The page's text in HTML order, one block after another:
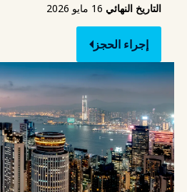
التاريخ النهائي
إجراء الحجز